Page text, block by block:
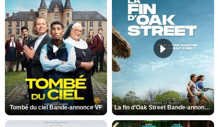
Tombé du ciel Bande-annonce VF La fin d’Oak Street Bande-annonce VO STFR